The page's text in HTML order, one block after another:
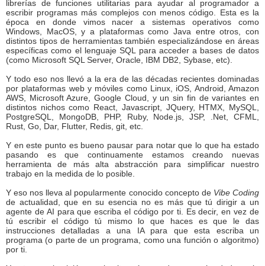
librerías de funciones utilitarias para ayudar al programador a
escribir programas más complejos con menos código. Esta es la
época en donde vimos nacer a sistemas operativos como
Windows, MacOS, y a plataformas como Java entre otros, con
distintos tipos de herramientas también especializándose en áreas
específicas como el lenguaje SQL para acceder a bases de datos
(como Microsoft SQL Server, Oracle, IBM DB2, Sybase, etc).
Y todo eso nos llevó a la era de las décadas recientes dominadas
por plataformas web y móviles como Linux, iOS, Android, Amazon
AWS, Microsoft Azure, Google Cloud, y un sin fin de variantes en
distintos nichos como React, Javascript, JQuery, HTMX, MySQL,
PostgreSQL, MongoDB, PHP, Ruby, Node.js, JSP, .Net, CFML,
Rust, Go, Dar, Flutter, Redis, git, etc.
Y en este punto es bueno pausar para notar que lo que ha estado
pasando es que continuamente estamos creando nuevas
herramienta de más alta abstracción para simplificar nuestro
trabajo en la medida de lo posible.
Y eso nos lleva al popularmente conocido concepto de Vibe Coding
de actualidad, que en su esencia no es más que tú dirigir a un
agente de AI para que escriba el código por ti. Es decir, en vez de
tú escribir el código tú mismo lo que haces es que le das
instrucciones detalladas a una IA para que esta escriba un
programa (o parte de un programa, como una función o algoritmo)
por ti.